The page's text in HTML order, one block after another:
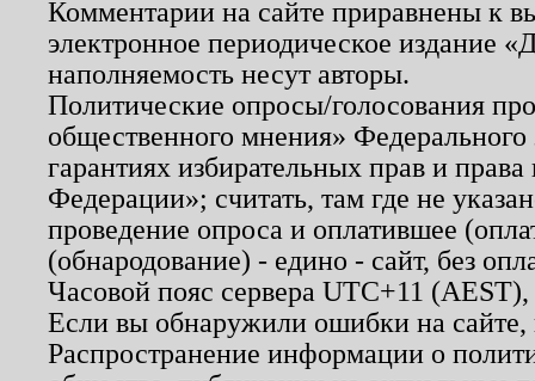
Комментарии на сайте приравнены к
электронное периодическое издание
наполняемость несут авторы.
Политические опросы/голосования
общественного мнения»
гарантиях избирательных прав и
Федерации»; считать, там где не
проведение опроса и оплатившее
(обнародование) - едино - сайт, без
Часовой пояс сервера UTC+11
Если вы обнаружили ошибки на
Распространение информации о